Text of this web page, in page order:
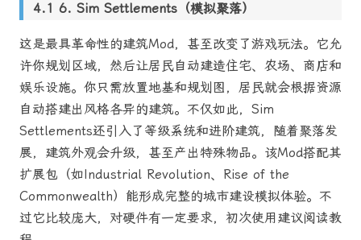
6. Sim Settlements（模拟聚落）
这是最具革命性的建筑Mod，甚至改变了游戏玩法。它允
许你规划区域，然后让居民自动建造住宅、农场、商店和
娱乐设施。你只需放置地基和规划图，居民就会根据资源
自动搭建出风格各异的建筑。不仅如此，Sim
Settlements还引入了等级系统和进阶建筑，随着聚落发
展，建筑外观会升级，甚至产出特殊物品。该Mod搭配其
扩展包（如Industrial Revolution、Rise of the
Commonwealth）能形成完整的城市建设模拟体验。不
过它比较庞大，对硬件有一定要求，初次使用建议阅读教